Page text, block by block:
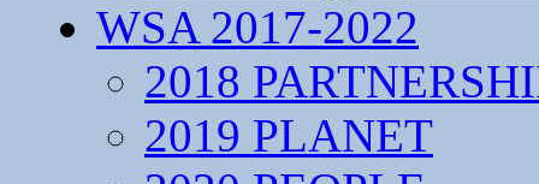
WSA 2017-2022
2018
2019 PLANET